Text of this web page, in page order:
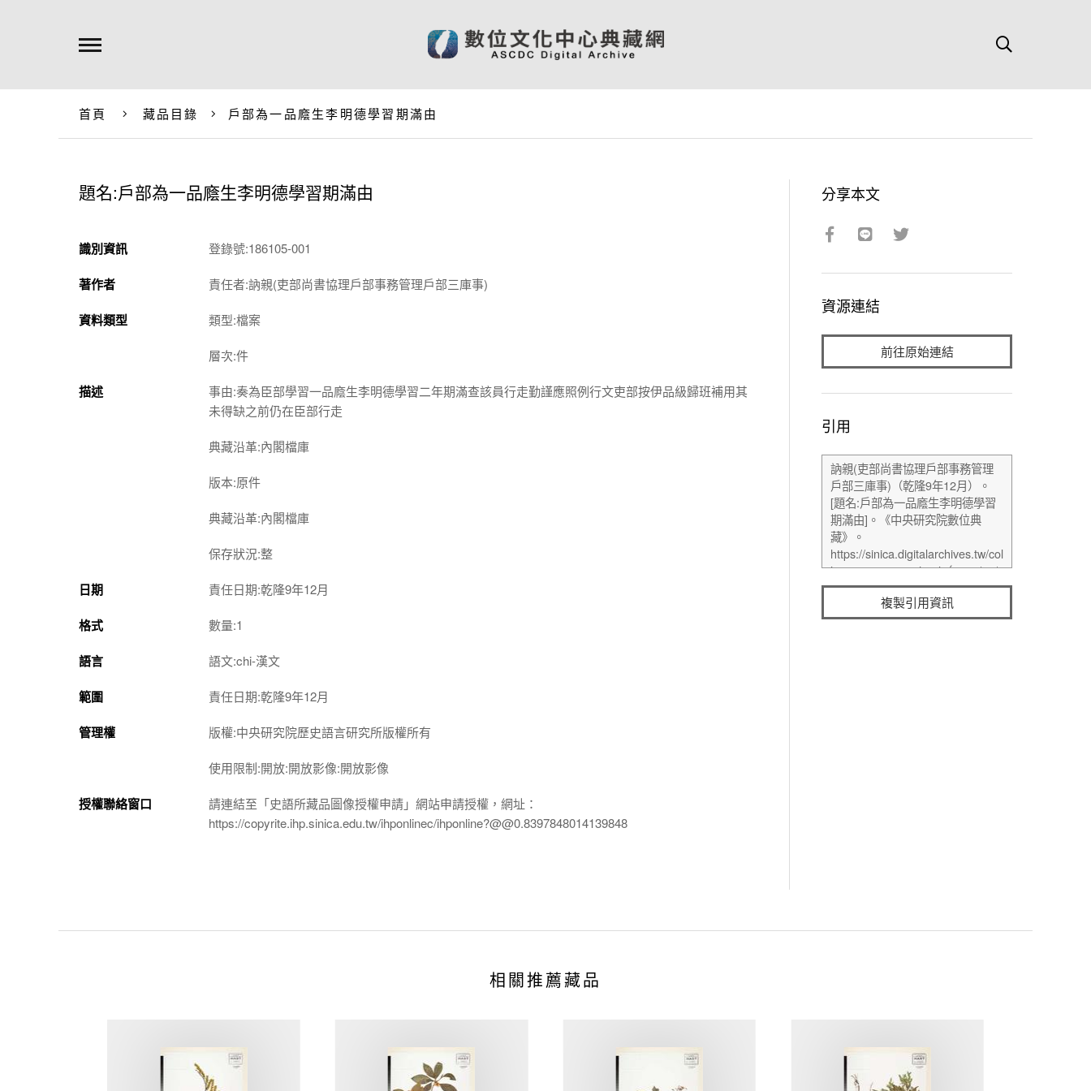
首頁 藏品目錄 戶部為一品廕生李明德學習期滿由
題名:戶部為一品廕生李明德學習期滿由
識別資訊 登錄號:186105-001
著作者 責任者:訥親(吏部尚書協理戶部事務管理戶部三庫事)
資料類型 類型:檔案
層次:件
描述
事由:奏為臣部學習一品廕生李明德學習二年期滿查該員行走勤謹應照例行文吏部按伊品級歸班補用其
未得缺之前仍在臣部行走
典藏沿革:內閣檔庫
版本:原件
典藏沿革:內閣檔庫
保存狀況:整
日期 責任日期:乾隆9年12月
格式 數量:1
語言 語文:chi-漢文
範圍 責任日期:乾隆9年12月
管理權 版權:中央研究院歷史語言研究所版權所有
使用限制:開放:開放影像:開放影像
授權聯絡窗口
請連結至「史語所藏品圖像授權申請」網站申請授權，網址：
https://copyrite.ihp.sinica.edu.tw/ihponlinec/ihponline?@@0.8397848014139848
分享本文
資源連結
前往原始連結
引用
複製引用資訊
相關推薦藏品